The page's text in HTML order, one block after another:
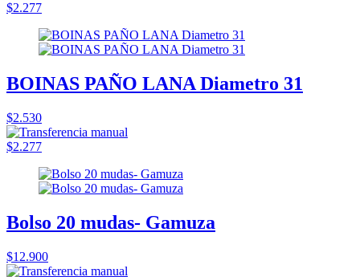
$2.277
BOINAS PAÑO LANA Diametro 31
$2.530
$2.277
Bolso 20 mudas- Gamuza
$12.900